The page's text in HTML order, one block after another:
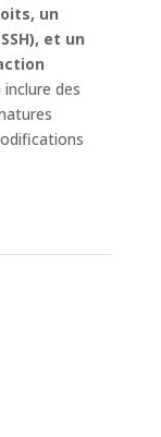
un
et un
des